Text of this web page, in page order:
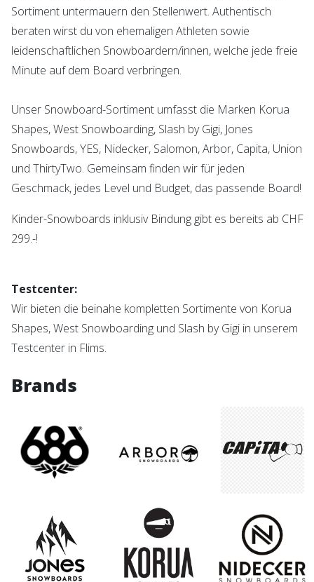
Sortiment untermauern den Stellenwert. Authentisch
beraten wirst du von ehemaligen Athleten sowie
leidenschaftlichen Snowboardern/innen, welche jede freie
Minute auf dem Board verbringen.
Unser Snowboard-Sortiment umfasst die Marken Korua
Shapes, West Snowboarding, Slash by Gigi, Jones
Snowboards, YES, Nidecker, Salomon, Arbor, Capita, Union
und ThirtyTwo. Gemeinsam finden wir für jeden
Geschmack, jedes Level und Budget, das passende Board!
Kinder-Snowboards inklusiv Bindung gibt es bereits ab CHF
299.-!
Testcenter:
Wir bieten die beinahe kompletten Sortimente von Korua
Shapes, West Snowboarding und Slash by Gigi in unserem
Testcenter in Flims.
Brands